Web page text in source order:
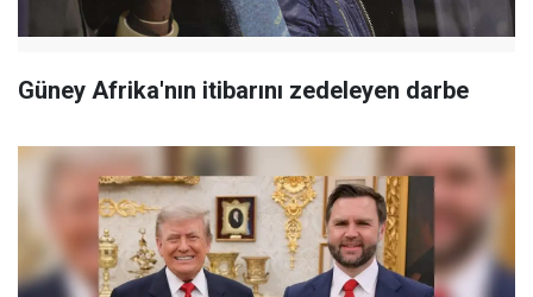
Güney Afrika'nın itibarını zedeleyen darbe